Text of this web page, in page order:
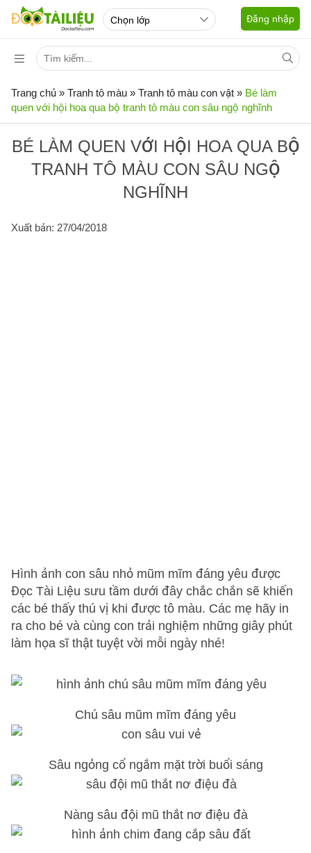
Đăng nhập
Trang chủ » Tranh tô màu » Tranh tô màu con vật » Bé làm
quen với hội hoa qua bộ tranh tô màu con sâu ngộ nghĩnh
BÉ LÀM QUEN VỚI HỘI HOA QUA BỘ
TRANH TÔ MÀU CON SÂU NGỘ
NGHĨNH
Xuất bản: 27/04/2018
Hình ảnh con sâu nhỏ mũm mĩm đáng yêu được
Đọc Tài Liệu sưu tầm dưới đây chắc chắn sẽ khiến
các bé thấy thú vị khi được tô màu. Các mẹ hãy in
ra cho bé và cùng con trải nghiệm những giây phút
làm họa sĩ thật tuyệt vời mỗi ngày nhé!
Chú sâu mũm mĩm đáng yêu
Sâu ngỏng cổ ngắm mặt trời buổi sáng
Nàng sâu đội mũ thắt nơ điệu đà